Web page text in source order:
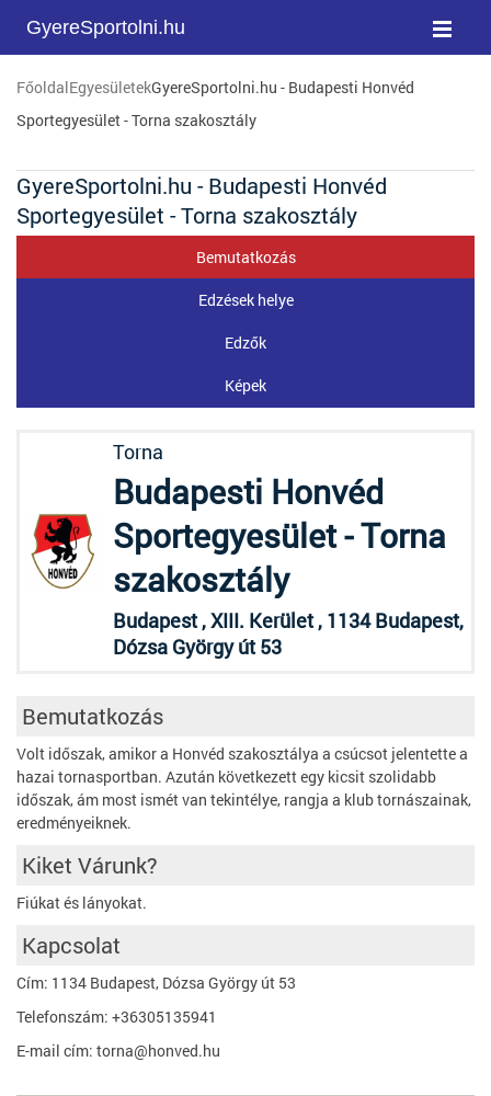
GyereSportolni.hu
FőoldalEgyesületekGyereSportolni.hu - Budapesti Honvéd
Sportegyesület - Torna szakosztály
GyereSportolni.hu - Budapesti Honvéd
Sportegyesület - Torna szakosztály
Bemutatkozás
Edzések helye
Edzők
Képek
Torna
Budapesti Honvéd
Sportegyesület - Torna
szakosztály
Budapest , XIII. Kerület , 1134 Budapest,
Dózsa György út 53
Bemutatkozás
Volt időszak, amikor a Honvéd szakosztálya a csúcsot jelentette a
hazai tornasportban. Azután következett egy kicsit szolidabb
időszak, ám most ismét van tekintélye, rangja a klub tornászainak,
eredményeiknek.
Kiket Várunk?
Fiúkat és lányokat.
Kapcsolat
Cím: 1134 Budapest, Dózsa György út 53
Telefonszám: +36305135941
E-mail cím: torna@honved.hu